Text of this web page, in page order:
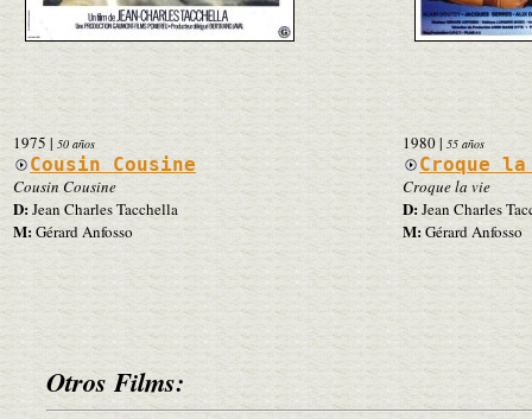
1975 | 50 años
Cousin Cousine
Cousin Cousine
D:Jean Charles Tacchella
M:Gérard Anfosso
1980| 55 años
Croque
Croque la vie
D:Jean Charles
M:Gérard Anfosso
Otros Films: